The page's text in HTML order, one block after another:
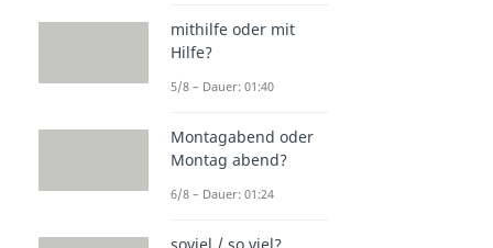
mithilfe oder mit
Hilfe?
5/8 – Dauer: 01:40
Montagabend oder
Montag abend?
6/8 – Dauer: 01:24